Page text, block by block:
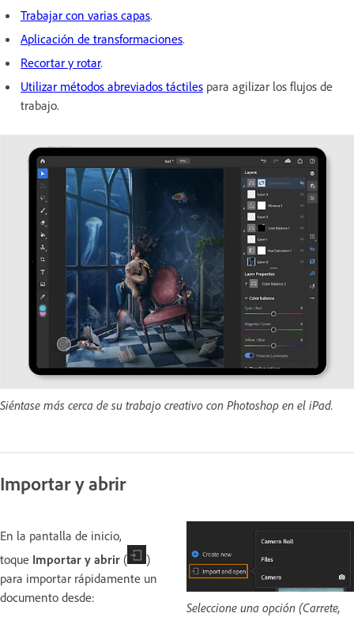
Trabajar con varias capas.
Aplicación de transformaciones.
Recortar y rotar.
Utilizar métodos abreviados táctiles para agilizar los flujos de
trabajo.
Siéntase más cerca de su trabajo creativo con Photoshop en el iPad.
Importar y abrir
Seleccione una opción (Carrete,
En la pantalla de inicio,
toque Importar y abrir (
)
para importar rápidamente un
documento desde: